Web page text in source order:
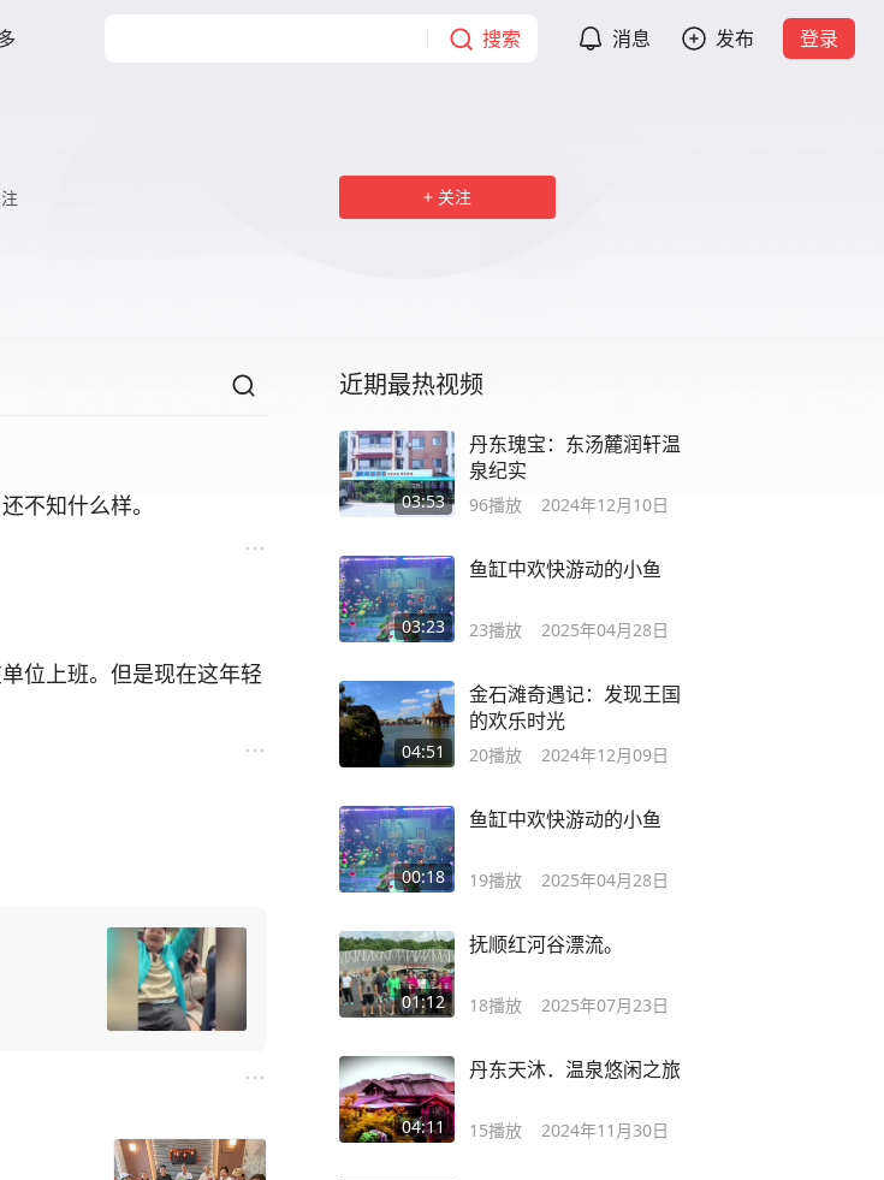
搜索 消息 发布 登录
关注
不知什么样。
位上班。但是现在这年轻
近期最热视频
03:53
丹东瑰宝：东汤麓润轩温
泉纪实
96播放 2024年12月10日
03:23
鱼缸中欢快游动的小鱼
23播放 2025年04月28日
04:51
金石滩奇遇记：发现王国
的欢乐时光
20播放 2024年12月09日
00:18
鱼缸中欢快游动的小鱼
19播放 2025年04月28日
01:12
抚顺红河谷漂流。
18播放 2025年07月23日
04:11
丹东天沐．温泉悠闲之旅
15播放 2024年11月30日